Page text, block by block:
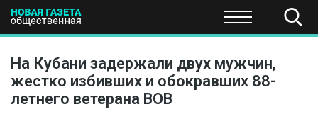
ПОЛИТИКА ЭКОНОМИКА НАУКА И
На Кубани задержали двух мужчин,
жестко избивших и обокравших 88-
летнего ветерана ВОВ